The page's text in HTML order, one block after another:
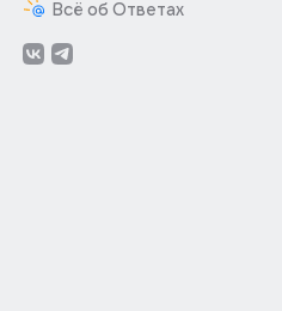
Всё об Ответах